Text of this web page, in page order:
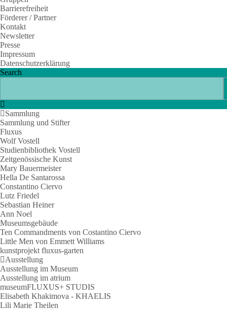
Barrierefreiheit
Förderer / Partner
Kontakt
Newsletter
Presse
Impressum
Datenschutzerklärung
Search
Sammlung
Sammlung und Stifter
Fluxus
Wolf Vostell
Studienbibliothek Vostell
Zeitgenössische Kunst
Mary Bauermeister
Hella De Santarossa
Constantino Ciervo
Lutz Friedel
Sebastian Heiner
Ann Noel
Museumsgebäude
Ten Commandments von Costantino Ciervo
Little Men von Emmett Williams
kunstprojekt fluxus-garten
Ausstellung
Ausstellung im Museum
Ausstellung im atrium
museumFLUXUS+ STUDIS
Elisabeth Khakimova - KHAELIS
Lili Marie Theilen